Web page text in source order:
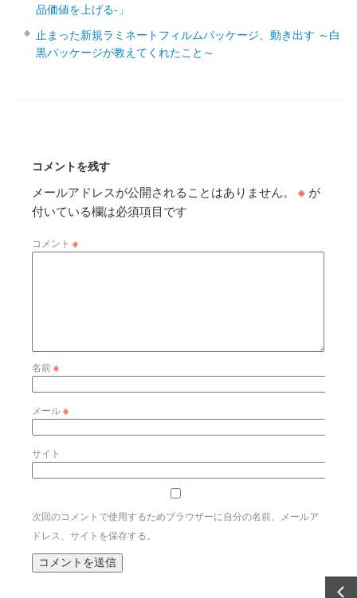
品価値を上げる‐」
止まった新規ラミネートフィルムパッケージ、動き出す ～白
黒パッケージが教えてくれたこと～
コメントを残す
メールアドレスが公開されることはありません。 ※ が
付いている欄は必須項目です
コメント ※
名前※
メール※
サイト
次回のコメントで使用するためブラウザーに自分の名前、メールア
ドレス、サイトを保存する。